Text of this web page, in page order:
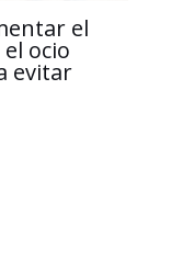
el
ocio
evitar